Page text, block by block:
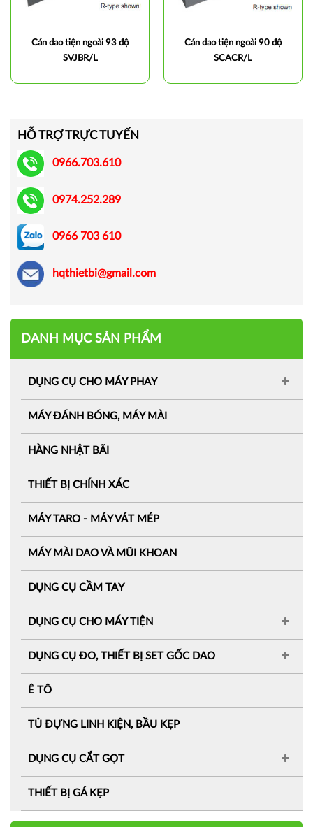
Cán dao tiện ngoài 93 độ
SVJBR/L
Cán dao tiện ngoài 90 độ
SCACR/L
HỖ TRỢ TRỰC TUYẾN
0966.703.610
0974.252.289
0966 703 610
hqthietbi@gmail.com
DANH MỤC SẢN PHẨM
DỤNG CỤ CHO MÁY PHAY
MÁY ĐÁNH BÓNG, MÁY MÀI
HÀNG NHẬT BÃI
THIẾT BỊ CHÍNH XÁC
MÁY TARO - MÁY VÁT MÉP
MÁY MÀI DAO VÀ MŨI KHOAN
DỤNG CỤ CẦM TAY
DỤNG CỤ CHO MÁY TIỆN
DỤNG CỤ ĐO, THIẾT BỊ SET GỐC DAO
Ê TÔ
TỦ ĐỰNG LINH KIỆN, BẦU KẸP
DỤNG CỤ CẮT GỌT
THIẾT BỊ GÁ KẸP